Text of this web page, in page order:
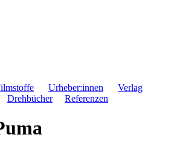
Urheber:innen
Verlag
Drehbücher Referenzen